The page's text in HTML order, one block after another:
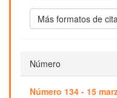
Más formatos de cita
Número
Número 134 - 15